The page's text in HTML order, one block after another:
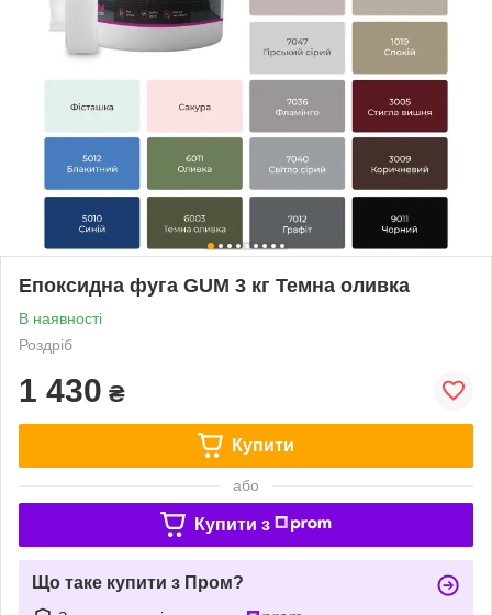
Епоксидна фуга GUM 3 кг Темна оливка
В наявності
Роздріб
1 430 ₴
Купити
або
Купити з
Що таке купити з Пром?